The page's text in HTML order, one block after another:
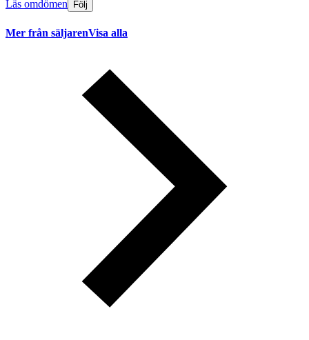
Läs omdömen Följ
Mer från säljarenVisa alla